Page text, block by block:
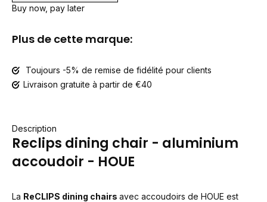
Buy now, pay later
Plus de cette marque:
Toujours -5% de remise de fidélité pour clients
Livraison gratuite à partir de €40
Description
Reclips dining chair - aluminium
accoudoir - HOUE
La ReCLIPS dining chairs avec accoudoirs de HOUE est